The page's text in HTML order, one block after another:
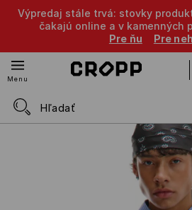
Výpredaj stále trvá: stovky
čakajú online a v kamenných
Pre ňu
Pre
Menu